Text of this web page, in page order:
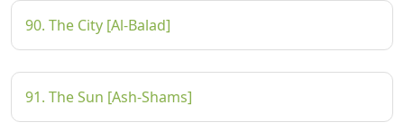
90. The City [Al-Balad]
91. The Sun [Ash-Shams]